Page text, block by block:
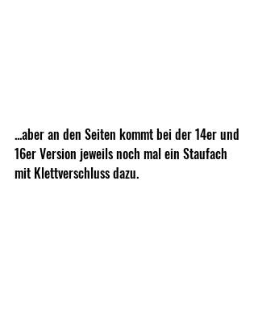
...aber an den Seiten kommt bei der 14er und
16er Version jeweils noch mal ein Staufach
mit Klettverschluss dazu.